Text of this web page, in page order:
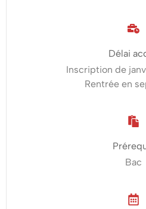
omnicanale
Délai
Inscription de
Rentrée en
Bac